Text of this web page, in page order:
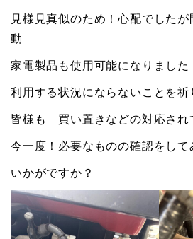
見様見真似のため！心配でした
動
家電製品も使用可能になりました
利用する状況にならないことを
皆様も 買い置きなどの対応され
今一度！必要なものの確認をして
いかがですか？